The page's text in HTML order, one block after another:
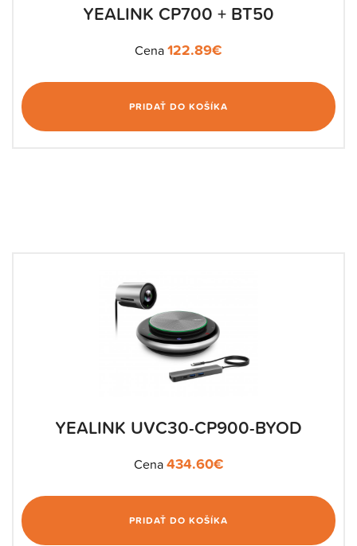
YEALINK CP700 + BT50
Cena122.89€
PRIDAŤ DO KOŠÍKA
YEALINK UVC30-CP900-BYOD
Cena434.60€
PRIDAŤ DO KOŠÍKA